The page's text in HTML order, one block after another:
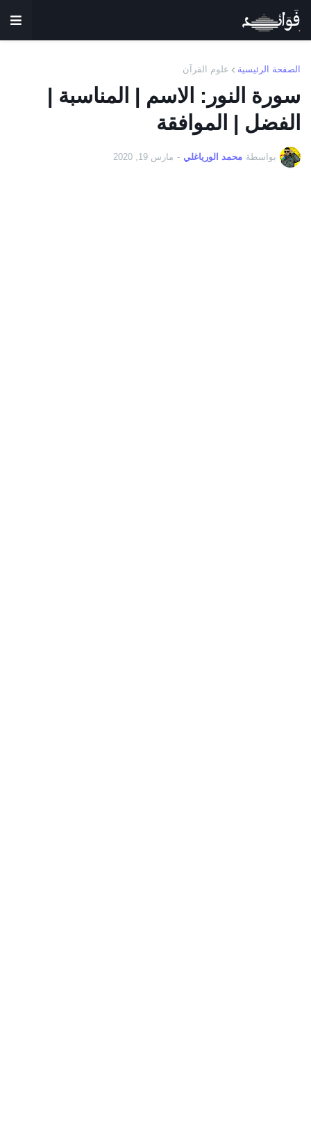
الصفحة الرئيسية علوم القرآن
سورة النور: الاسم | المناسبة |
الفضل | الموافقة
بواسطة محمد الورياغلي - مارس 19, 2020